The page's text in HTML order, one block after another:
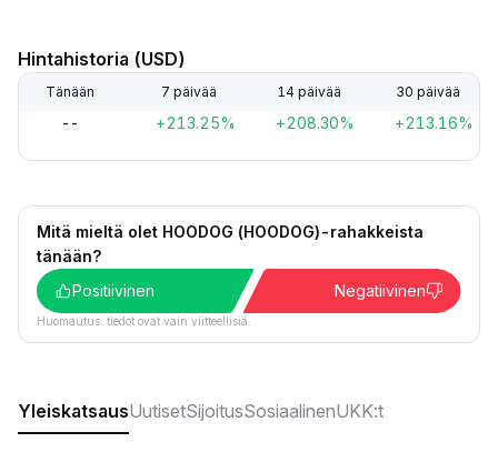
Hintahistoria (USD)
Tänään 7 päivää 14 päivää 30 päivää
-- +213.25% +208.30% +213.16%
Mitä mieltä olet HOODOG (HOODOG)-rahakkeista
tänään?
Positiivinen
Negatiivinen
Huomautus: tiedot ovat vain viitteellisiä.
YleiskatsausUutisetSijoitusSosiaalinenUKK:t